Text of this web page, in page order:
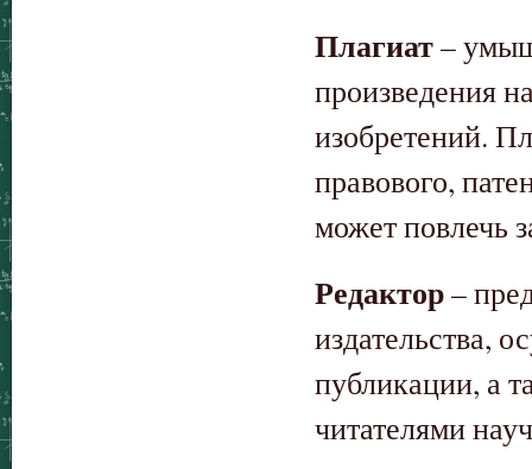
Плагиат–
произведения
изобретений.
правового,
может повлечь
Редактор–
издательства,
публикации, а
читателями